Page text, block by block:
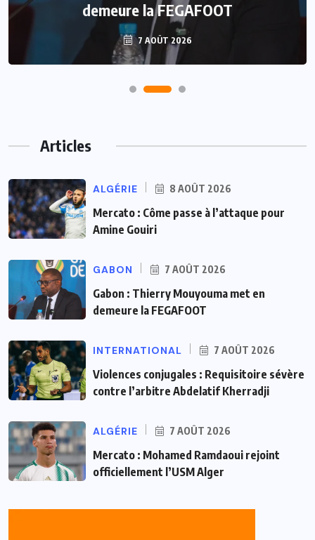
demeure la FEGAFOOT
7 AOÛT 2026
Articles
ALGÉRIE 8 AOÛT 2026
Mercato : Côme passe à l’attaque pour
Amine Gouiri
GABON 7 AOÛT 2026
Gabon : Thierry Mouyouma met en
demeure la FEGAFOOT
INTERNATIONAL 7 AOÛT 2026
Violences conjugales : Requisitoire sévère
contre l’arbitre Abdelatif Kherradji
ALGÉRIE 7 AOÛT 2026
Mercato : Mohamed Ramdaoui rejoint
officiellement l’USM Alger